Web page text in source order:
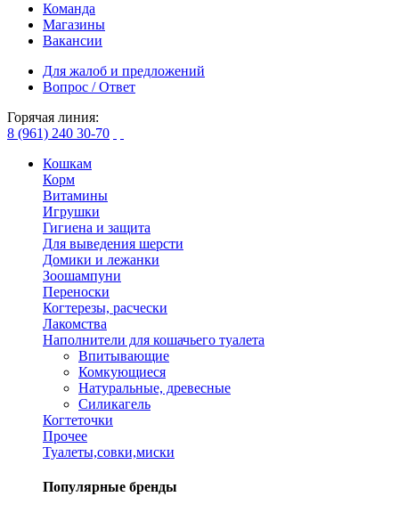
Команда
Магазины
Вакансии
Для жалоб и предложений
Вопрос / Ответ
Горячая линия:
8 (961) 240 30-70
Кошкам
Корм
Витамины
Игрушки
Гигиена и защита
Для выведения шерсти
Домики и лежанки
Зоошампуни
Переноски
Когтерезы, расчески
Лакомства
Наполнители для кошачьего туалета
Впитывающие
Комкующиеся
Натуральные, древесные
Силикагель
Когтеточки
Прочее
Туалеты,совки,миски
Популярные бренды